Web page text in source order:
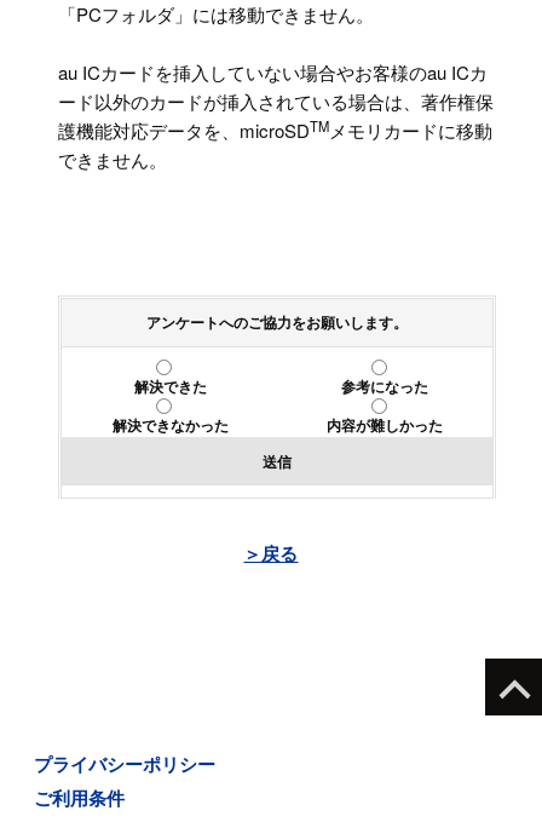
「PCフォルダ」には移動できません。
au ICカードを挿入していない場合やお客様のau ICカ
ード以外のカードが挿入されている場合は、著作権保
護機能対応データを、microSDTMメモリカードに移動
できません。
アンケートへのご協力をお願いします。
解決できた
参考になった
解決できなかった
内容が難しかった
送信
＞戻る
プライバシーポリシー
ご利用条件